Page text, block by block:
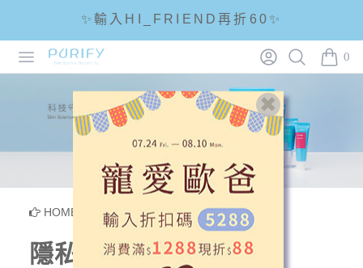
Open menu
PURIFY LoginSearch 0
items
✨輸入HI_FRIEND再折60✨
☘輸入折扣碼 5288滿1288現折88☘
🌟全館滿1200免運🌟
HOME 隱私權政策與會員條款
隱私權政策